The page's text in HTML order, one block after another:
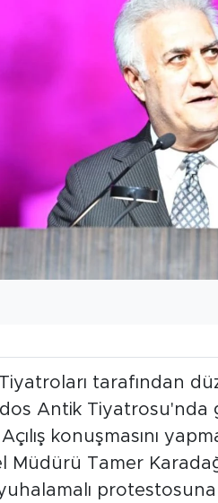
tarafından
Antik Tiyatrosu'nda
konuşmasını
Müdürü Tamer
protestosuna